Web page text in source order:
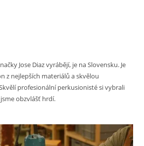
Jose Diaz vyrábějí, je na Slovensku. Je
z nejlepších materiálů a skvělou
profesionální perkusionisté si vybrali
obzvlášť hrdí.